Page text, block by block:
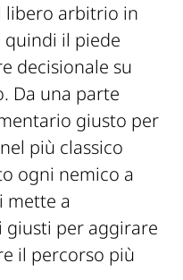
libero arbitrio in
quindi il piede
decisionale su
Da una parte
giusto per
più classico
ogni nemico a
mette a
giusti per aggirare
il percorso più